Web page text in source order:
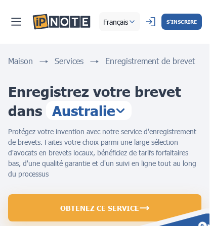
Français S'INSCRIRE
Maison Services Enregistrement de brevet
Enregistrez votre brevet
dans Australie
Protégez votre invention avec notre service d'enregistrement
de brevets. Faites votre choix parmi une large sélection
d'avocats en brevets locaux, bénéficiez de tarifs forfaitaires
bas, d'une qualité garantie et d'un suivi en ligne tout au long
du processus
OBTENEZ CE SERVICE